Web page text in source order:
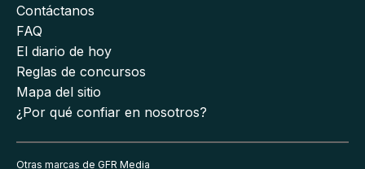
Contáctanos
FAQ
El diario de hoy
Reglas de concursos
Mapa del sitio
¿Por qué confiar en nosotros?
Otras marcas de GFR Media